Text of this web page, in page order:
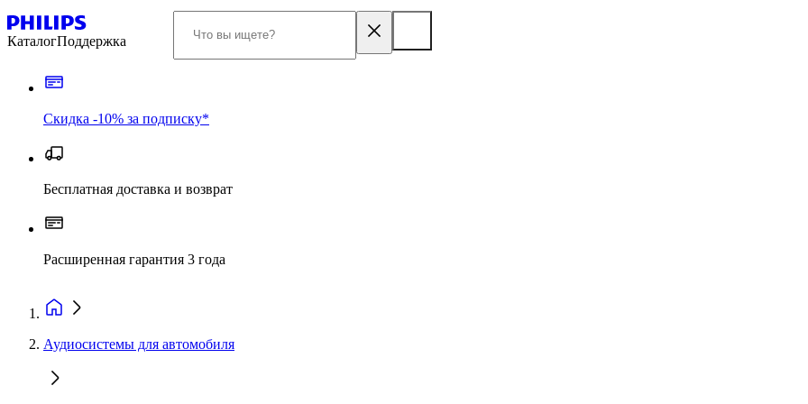
КаталогПоддержка
Скидка -10% за подписку*
Бесплатная доставка и возврат
Расширенная гарантия 3 года
Аудиосистемы для автомобиля